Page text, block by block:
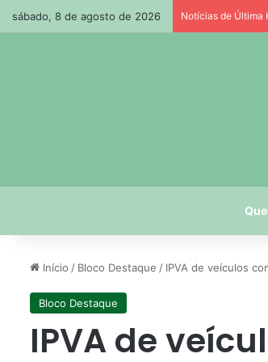
sábado, 8 de agosto de 2026 Notícias de Última
Início / Bloco Destaque / IPVA de veículos
Bloco Destaque
IPVA de